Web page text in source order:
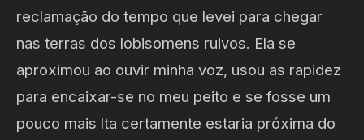
reclamação do tempo que levei para chegar
nas terras dos lobisomens ruivos. Ela se
aproximou ao ouvir minha voz, usou as rapidez
para encaixar-se no meu peito e se fosse um
pouco mais lta certamente estaria próxima do